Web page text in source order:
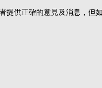
提供正確的意見及消息，但